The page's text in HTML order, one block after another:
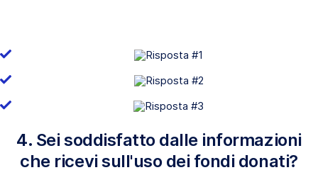
4. Sei soddisfatto dalle informazioni
che ricevi sull'uso dei fondi donati?